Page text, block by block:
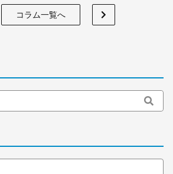
コラム一覧へ